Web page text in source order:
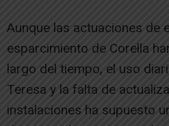
Aunque las actuaciones de
esparcimiento de Corella
largo del tiempo, el uso
Teresa y la falta de
instalaciones ha supuesto